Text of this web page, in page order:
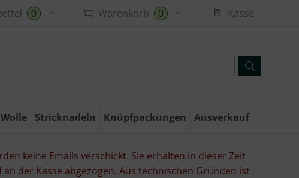
0 Warenkorb 0 Kasse
Wolle Stricknadeln Knüpfpackungen Ausverkauf
keine Emails verschickt. Sie erhalten in dieser Zeit
der Kasse abgezogen. Aus technischen Gründen ist